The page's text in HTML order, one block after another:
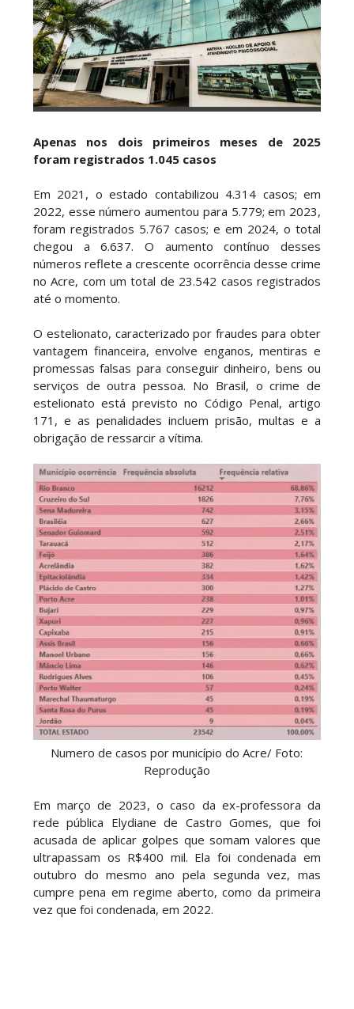
Apenas nos dois primeiros meses de 2025
foram registrados 1.045 casos
Em 2021, o estado contabilizou 4.314 casos; em
2022, esse número aumentou para 5.779; em 2023,
foram registrados 5.767 casos; e em 2024, o total
chegou a 6.637. O aumento contínuo desses
números reflete a crescente ocorrência desse crime
no Acre, com um total de 23.542 casos registrados
até o momento.
O estelionato, caracterizado por fraudes para obter
vantagem financeira, envolve enganos, mentiras e
promessas falsas para conseguir dinheiro, bens ou
serviços de outra pessoa. No Brasil, o crime de
estelionato está previsto no Código Penal, artigo
171, e as penalidades incluem prisão, multas e a
obrigação de ressarcir a vítima.
Numero de casos por município do Acre/ Foto:
Reprodução
Em março de 2023, o caso da ex-professora da
rede pública Elydiane de Castro Gomes, que foi
acusada de aplicar golpes que somam valores que
ultrapassam os R$400 mil. Ela foi condenada em
outubro do mesmo ano pela segunda vez, mas
cumpre pena em regime aberto, como da primeira
vez que foi condenada, em 2022.